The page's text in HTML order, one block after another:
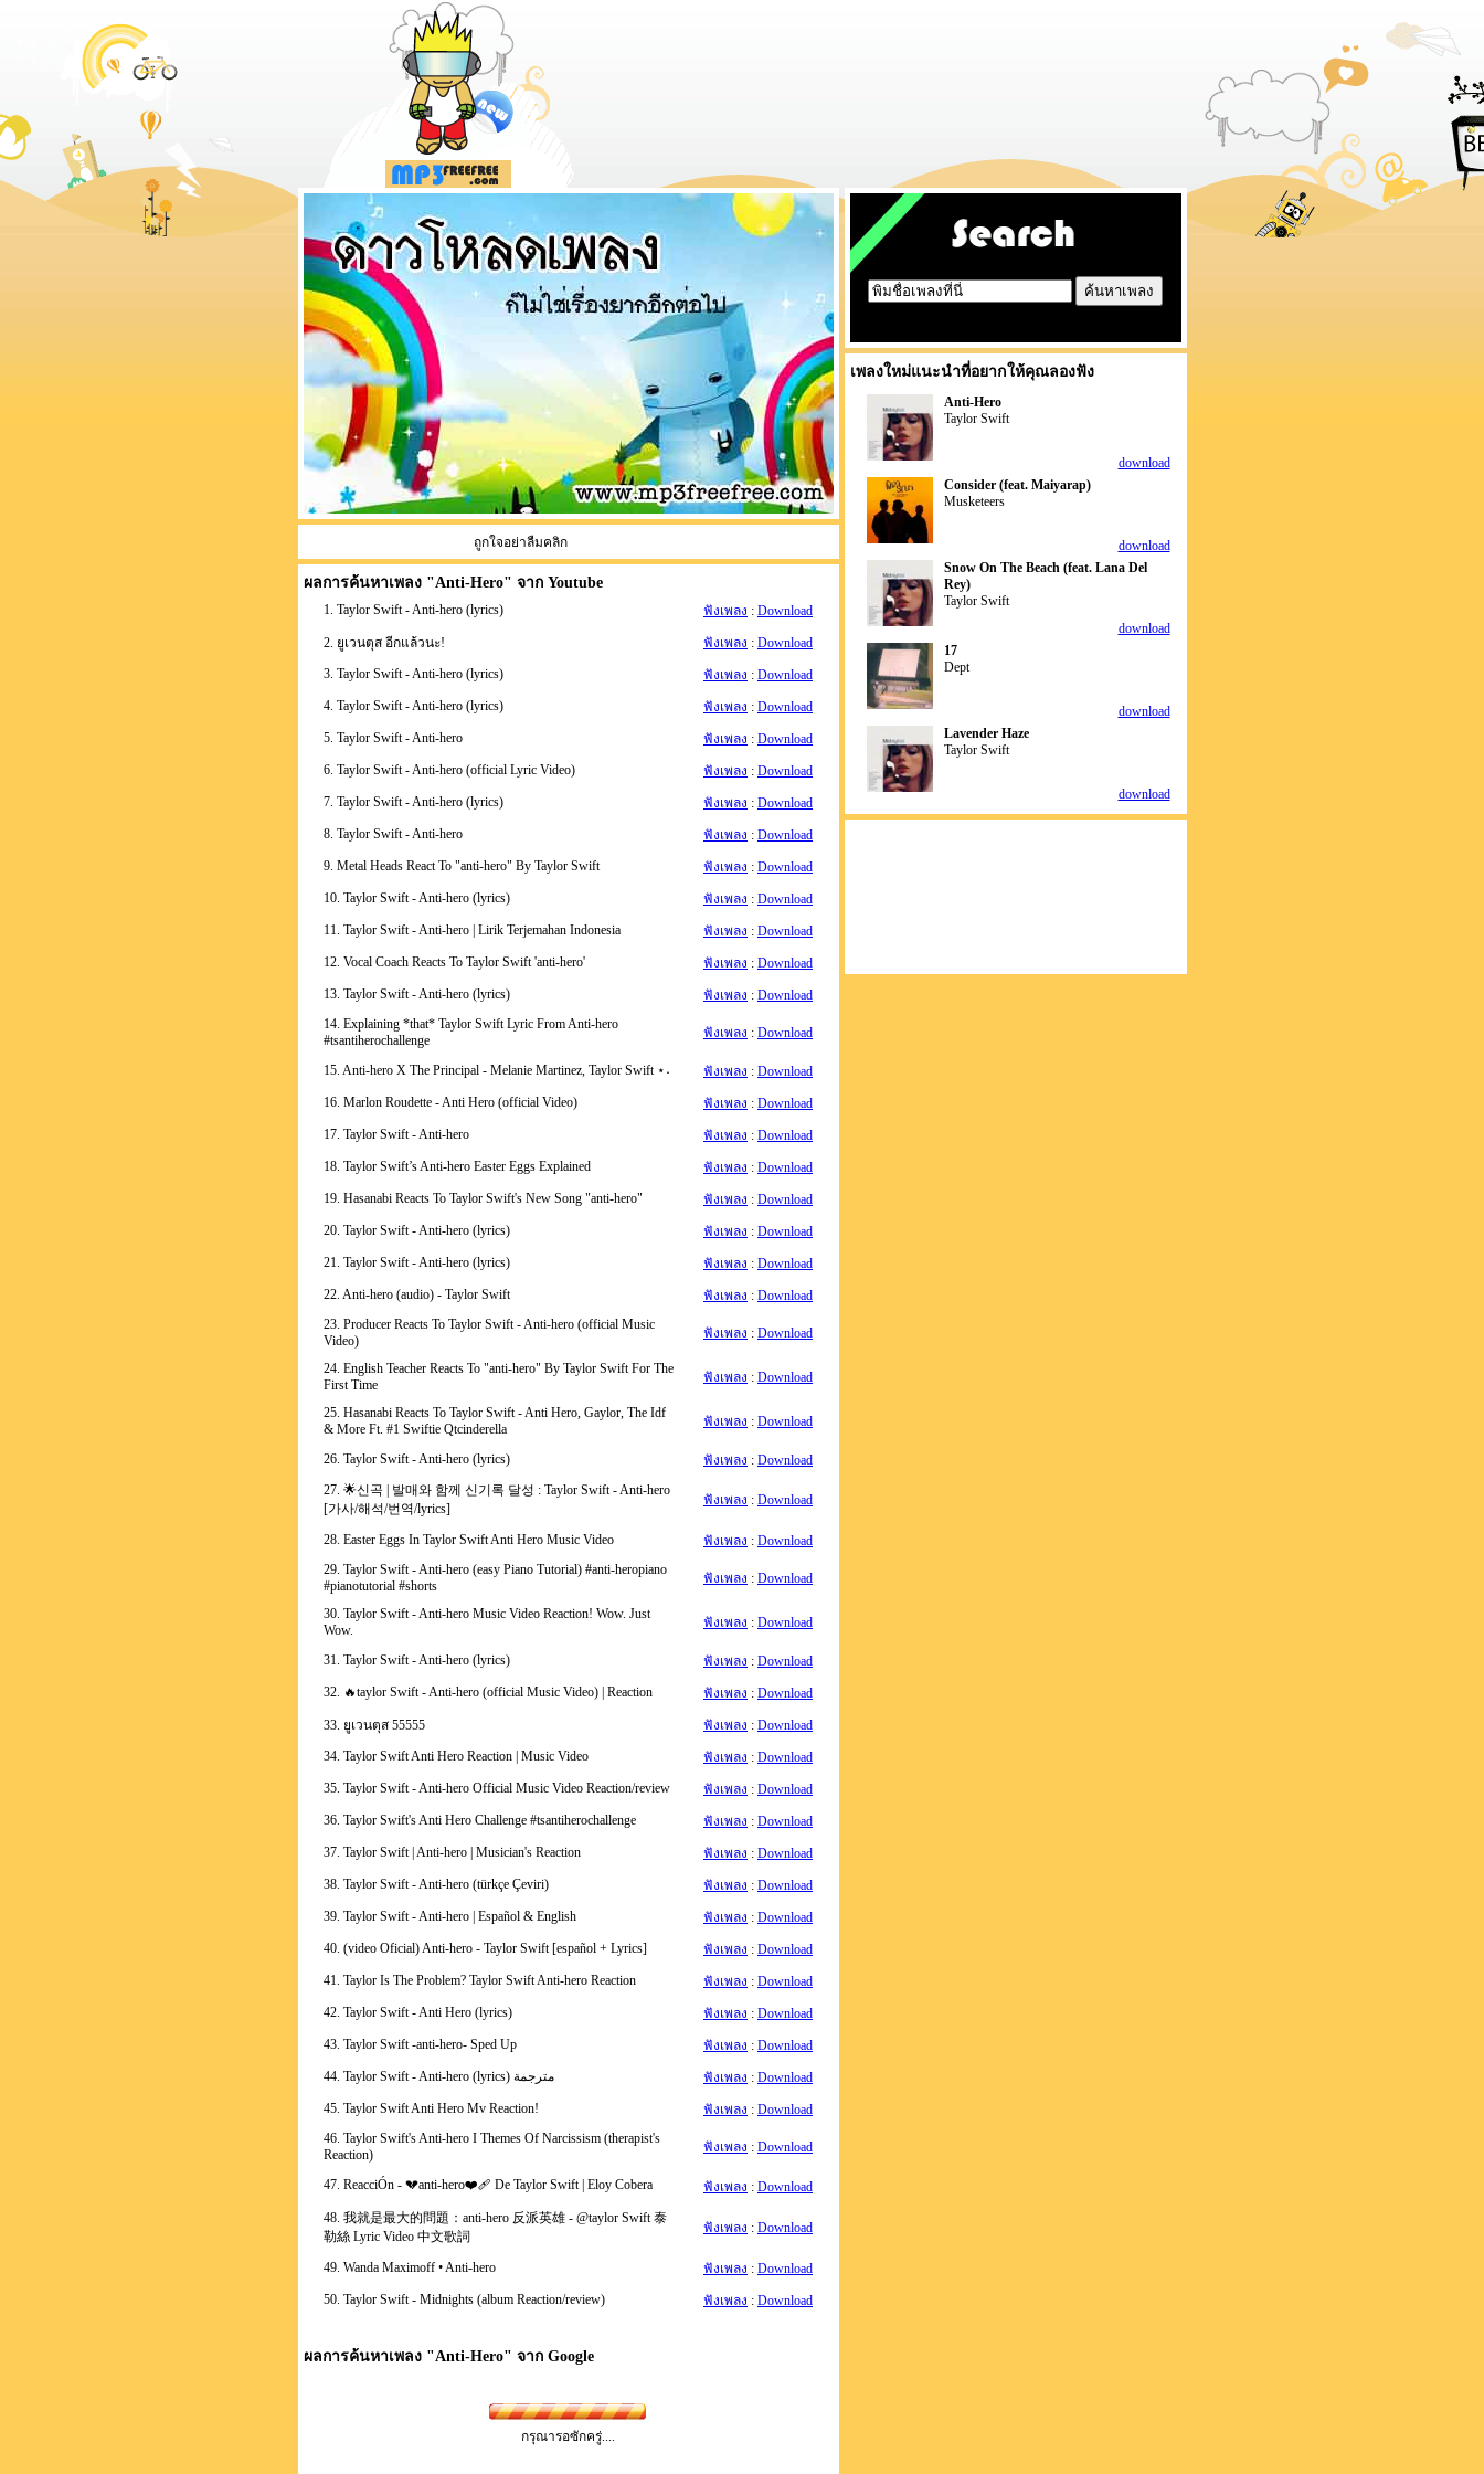
เพลงใหม่แนะนำที่อยากให้คุณลองฟัง
Anti-Hero
Taylor Swift
download
Consider (feat. Maiyarap)
Musketeers
download
Snow On The Beach (feat. Lana Del
Rey)
Taylor Swift
download
17
Dept
download
Lavender Haze
Taylor Swift
download
ถูกใจอย่าลืมคลิก
ผลการค้นหาเพลง "Anti-Hero" จาก Youtube
1. Taylor Swift - Anti-hero (lyrics) ฟังเพลง : Download
2. ยูเวนตุส อีกแล้วนะ! ฟังเพลง : Download
3. Taylor Swift - Anti-hero (lyrics)
ฟังเพลง : Download
4. Taylor Swift - Anti-hero (lyrics)
ฟังเพลง : Download
5. Taylor Swift - Anti-hero
ฟังเพลง : Download
6. Taylor Swift - Anti-hero (official Lyric Video)
ฟังเพลง : Download
7. Taylor Swift - Anti-hero (lyrics)
ฟังเพลง : Download
8. Taylor Swift - Anti-hero
ฟังเพลง : Download
9. Metal Heads React To "anti-hero" By Taylor Swift
ฟังเพลง : Download
10. Taylor Swift - Anti-hero (lyrics)
ฟังเพลง : Download
11. Taylor Swift - Anti-hero | Lirik Terjemahan Indonesia
ฟังเพลง : Download
12. Vocal Coach Reacts To Taylor Swift 'anti-hero'
ฟังเพลง : Download
13. Taylor Swift - Anti-hero (lyrics)
ฟังเพลง : Download
14. Explaining *that* Taylor Swift Lyric From Anti-hero
#tsantiherochallenge
ฟังเพลง : Download
15. Anti-hero X The Principal - Melanie Martinez, Taylor Swift ⋆˖ ฟังเพลง : Download
16. Marlon Roudette - Anti Hero (official Video)
ฟังเพลง : Download
17. Taylor Swift - Anti-hero
ฟังเพลง : Download
18. Taylor Swift’s Anti-hero Easter Eggs Explained
ฟังเพลง : Download
19. Hasanabi Reacts To Taylor Swift's New Song "anti-hero"
ฟังเพลง : Download
20. Taylor Swift - Anti-hero (lyrics)
ฟังเพลง : Download
21. Taylor Swift - Anti-hero (lyrics)
ฟังเพลง : Download
22. Anti-hero (audio) - Taylor Swift
ฟังเพลง : Download
23. Producer Reacts To Taylor Swift - Anti-hero (official Music
Video)
ฟังเพลง : Download
24. English Teacher Reacts To "anti-hero" By Taylor Swift For The
First Time
ฟังเพลง : Download
25. Hasanabi Reacts To Taylor Swift - Anti Hero, Gaylor, The Idf
& More Ft. #1 Swiftie Qtcinderella
ฟังเพลง : Download
26. Taylor Swift - Anti-hero (lyrics) ฟังเพลง : Download
27. 🌟신곡 | 발매와 함께 신기록 달성 : Taylor Swift - Anti-hero
[가사/해석/번역/lyrics]
ฟังเพลง : Download
28. Easter Eggs In Taylor Swift Anti Hero Music Video ฟังเพลง : Download
29. Taylor Swift - Anti-hero (easy Piano Tutorial) #anti-heropiano
#pianotutorial #shorts
ฟังเพลง : Download
30. Taylor Swift - Anti-hero Music Video Reaction! Wow. Just
Wow.
ฟังเพลง : Download
31. Taylor Swift - Anti-hero (lyrics) ฟังเพลง : Download
32. 🔥taylor Swift - Anti-hero (official Music Video) | Reaction
ฟังเพลง : Download
33. ยูเวนตุส 55555 ฟังเพลง : Download
34. Taylor Swift Anti Hero Reaction | Music Video
ฟังเพลง : Download
35. Taylor Swift - Anti-hero Official Music Video Reaction/review
ฟังเพลง : Download
36. Taylor Swift's Anti Hero Challenge #tsantiherochallenge
ฟังเพลง : Download
37. Taylor Swift | Anti-hero | Musician's Reaction
ฟังเพลง : Download
38. Taylor Swift - Anti-hero (türkçe Çeviri)
ฟังเพลง : Download
39. Taylor Swift - Anti-hero | Español & English
ฟังเพลง : Download
40. (video Oficial) Anti-hero - Taylor Swift [español + Lyrics]
ฟังเพลง : Download
41. Taylor Is The Problem? Taylor Swift Anti-hero Reaction
ฟังเพลง : Download
42. Taylor Swift - Anti Hero (lyrics)
ฟังเพลง : Download
43. Taylor Swift -anti-hero- Sped Up
ฟังเพลง : Download
44. Taylor Swift - Anti-hero (lyrics) مترجمة
ฟังเพลง : Download
45. Taylor Swift Anti Hero Mv Reaction!
ฟังเพลง : Download
46. Taylor Swift's Anti-hero I Themes Of Narcissism (therapist's
Reaction)
ฟังเพลง : Download
47. ReacciÓn - 💔anti-hero❤️‍🩹 De Taylor Swift | Eloy Cobera ฟังเพลง : Download
48. 我就是最大的問題：anti-hero 反派英雄 - @taylor Swift 泰
勒絲 Lyric Video 中文歌詞
ฟังเพลง : Download
49. Wanda Maximoff • Anti-hero ฟังเพลง : Download
50. Taylor Swift - Midnights (album Reaction/review)
ฟังเพลง : Download
ผลการค้นหาเพลง "Anti-Hero" จาก Google
กรุณารอซักครู่....